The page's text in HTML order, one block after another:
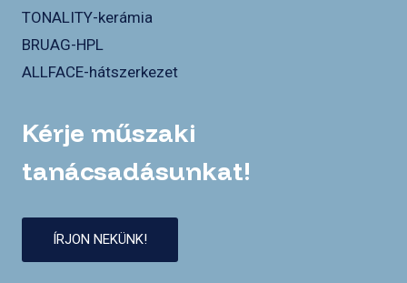
TONALITY-kerámia
BRUAG-HPL
ALLFACE-hátszerkezet
Kérje műszaki
tanácsadásunkat!
ÍRJON NEKÜNK!